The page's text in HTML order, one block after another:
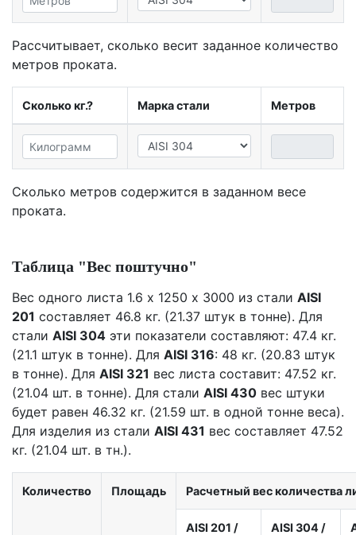
Рассчитывает, сколько весит заданное количество
метров проката.
Сколько кг.? Марка стали Метров
Сколько метров содержится в заданном весе
проката.
Таблица "Вес поштучно"
Вес одного листа 1.6 х 1250 х 3000 из стали AISI
201 составляет 46.8 кг. (21.37 штук в тонне). Для
стали AISI 304 эти показатели составляют: 47.4 кг.
(21.1 штук в тонне). Для AISI 316: 48 кг. (20.83 штук
в тонне). Для AISI 321 вес листа составит: 47.52 кг.
(21.04 шт. в тонне). Для стали AISI 430 вес штуки
будет равен 46.32 кг. (21.59 шт. в одной тонне веса).
Для изделия из стали AISI 431 вес составляет 47.52
кг. (21.04 шт. в тн.).
Количество Площадь Расчетный вес количества
AISI 201 /
AISI 304 /